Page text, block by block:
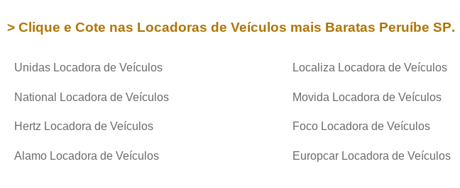
> Clique e Cote nas Locadoras de Veículos mais Baratas Peruíbe SP.
Unidas Locadora de Veículos
National Locadora de Veículos
Hertz Locadora de Veículos
Alamo Locadora de Veículos
Localiza Locadora de Veículos
Movida Locadora de Veículos
Foco Locadora de Veículos
Europcar Locadora de Veículos